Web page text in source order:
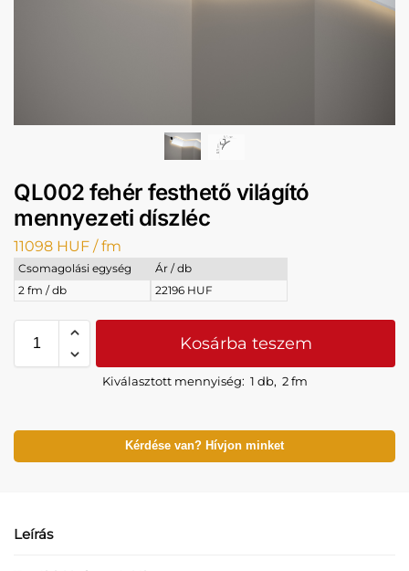
QL002 fehér festhető világító
mennyezeti díszléc
11098 HUF / fm
Csomagolási egység
Ár / db
2 fm / db
22196 HUF
Kosárba teszem
Kiválasztott mennyiség: 1 db, 2 fm
Kérdése van? Hívjon minket
Leírás